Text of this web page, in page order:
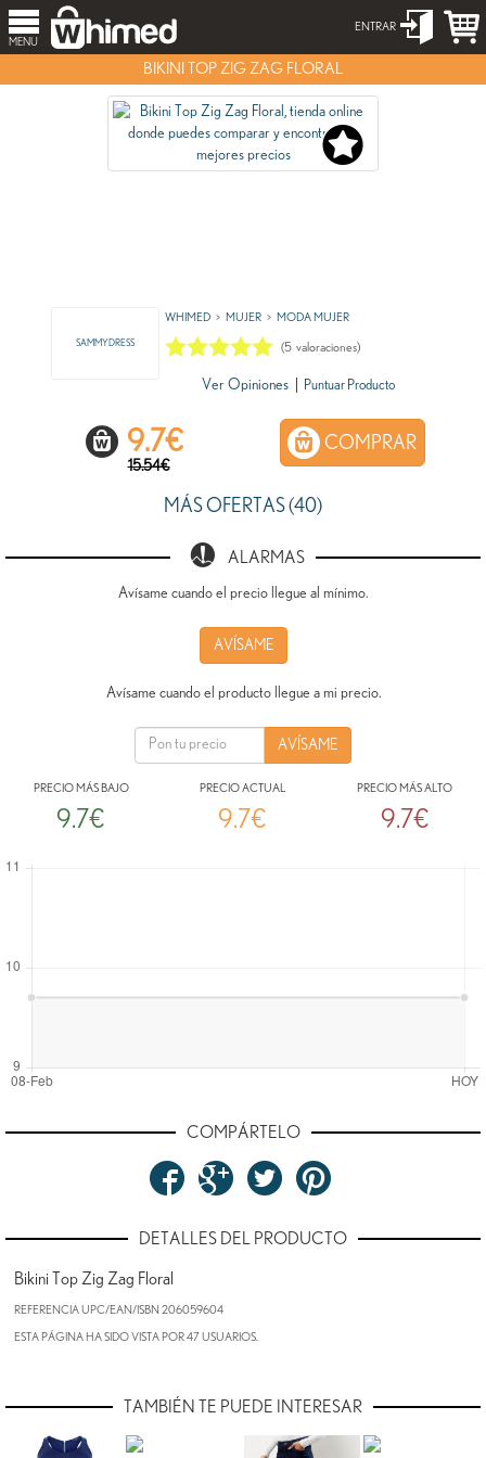
MENU
ENTRAR
BIKINI TOP ZIG ZAG FLORAL
SAMMYDRESS
WHIMED MUJER MODA MUJER
(5 valoraciones)
Ver Opiniones Puntuar Producto
15.54€
9.7€ COMPRAR
MÁS OFERTAS (40)
ALARMAS
Avísame cuando el precio llegue al mínimo.
AVÍSAME
Avísame cuando el producto llegue a mi precio.
PRECIO MÁS BAJO
9.7€
PRECIO ACTUAL
9.7€
PRECIO MÁS ALTO
9.7€
COMPÁRTELO
DETALLES DEL PRODUCTO
Bikini Top Zig Zag Floral
REFERENCIA UPC/EAN/ISBN 206059604
ESTA PÁGINA HA SIDO VISTA POR 47 USUARIOS.
TAMBIÉN TE PUEDE INTERESAR